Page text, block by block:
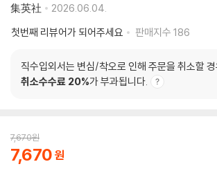
集英社
2026.06.04.
첫번째 리뷰어가 되어주세요
판매지수 186
직수입외서는 변심/착오로 인해 주문을 취소할
취소수수료 20%가 부과됩니다.
7,670원
7,670